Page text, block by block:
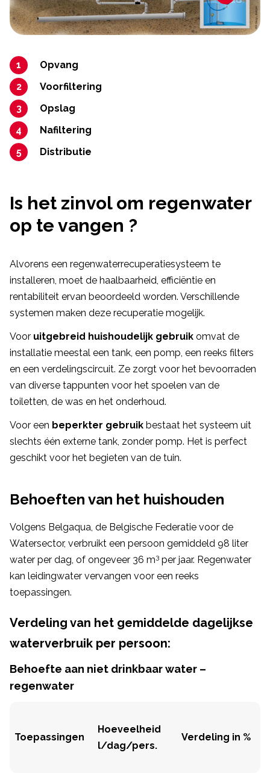
Opvang
Voorfiltering
Opslag
Nafiltering
Distributie
Is het zinvol om regenwater
op te vangen ?
Alvorens een regenwaterrecuperatiesysteem te
installeren, moet de haalbaarheid, efficiëntie en
rentabiliteit ervan beoordeeld worden. Verschillende
systemen maken deze recuperatie mogelijk.
Voor uitgebreid huishoudelijk gebruik omvat de
installatie meestal een tank, een pomp, een reeks filters
en een verdelingscircuit. Ze zorgt voor het bevoorraden
van diverse tappunten voor het spoelen van de
toiletten, de was en het onderhoud.
Voor een beperkter gebruik bestaat het systeem uit
slechts één externe tank, zonder pomp. Het is perfect
geschikt voor het begieten van de tuin.
Behoeften van het huishouden
Volgens Belgaqua, de Belgische Federatie voor de
Watersector, verbruikt een persoon gemiddeld 98 liter
water per dag, of ongeveer 36 m3 per jaar. Regenwater
kan leidingwater vervangen voor een reeks
toepassingen.
Verdeling van het gemiddelde dagelijkse
waterverbruik per persoon:
Behoefte aan niet drinkbaar water –
regenwater
Toepassingen
Hoeveelheid
l/dag/pers.
Verdeling in %